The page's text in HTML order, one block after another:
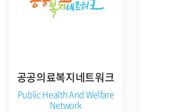
공공의료복지네트워크
Public Health And Welfare
Network